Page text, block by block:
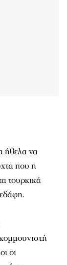
ήθελα να
που η
τουρκικά
οι